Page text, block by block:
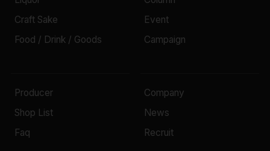
Craft Sake
Food / Drink / Goods
Event
Campaign
Producer
Shop List
Faq
Company
News
Recruit